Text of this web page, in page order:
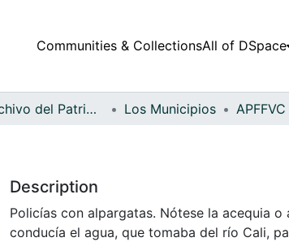
Communities & CollectionsAll of DSpace
Fondo Archivo del Patrimonio Fotográfico y Fílmico del Valle del Cauca Los Municipios
Description
Policías con alpargatas. Nótese la acequia
conducía el agua, que tomaba del río Cali,